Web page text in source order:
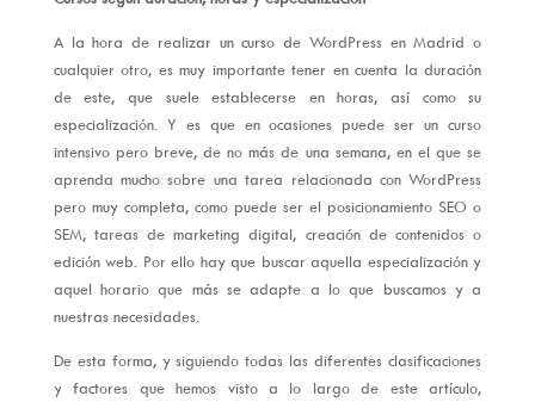
A la hora de realizar un curso de WordPress en Madrid o
cualquier otro, es muy importante tener en cuenta la duración
de este, que suele establecerse en horas, así como su
especialización. Y es que en ocasiones puede ser un curso
intensivo pero breve, de no más de una semana, en el que se
aprenda mucho sobre una tarea relacionada con WordPress
pero muy completa, como puede ser el posicionamiento SEO o
SEM, tareas de marketing digital, creación de contenidos o
edición web. Por ello hay que buscar aquella especialización y
aquel horario que más se adapte a lo que buscamos y a
nuestras necesidades.
De esta forma, y siguiendo todas las diferentes clasificaciones
y factores que hemos visto a lo largo de este artículo,